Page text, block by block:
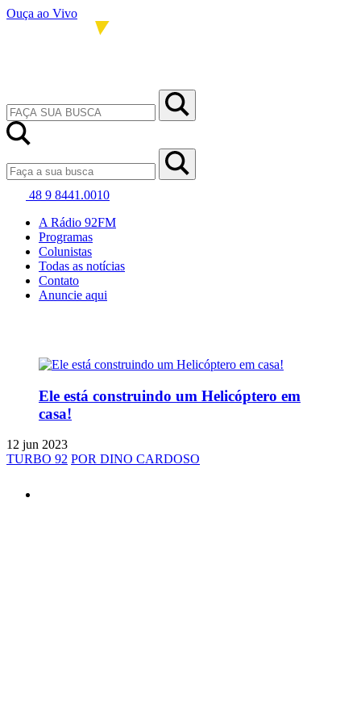
Ouça ao Vivo
48 9 8441.0010
A Rádio 92FM
Programas
Colunistas
Todas as notícias
Contato
Anuncie aqui
Ele está construindo um Helicóptero em
casa!
12 jun 2023
TURBO 92 POR DINO CARDOSO